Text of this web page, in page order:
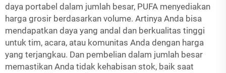
daya portabel dalam jumlah besar, PUFA menyediakan
harga grosir berdasarkan volume. Artinya Anda bisa
mendapatkan daya yang andal dan berkualitas tinggi
untuk tim, acara, atau komunitas Anda dengan harga
yang terjangkau. Dan pembelian dalam jumlah besar
memastikan Anda tidak kehabisan stok, baik saat